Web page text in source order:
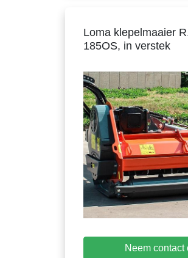
Loma klepelmaaier
185OS, in verstek
Neem contact